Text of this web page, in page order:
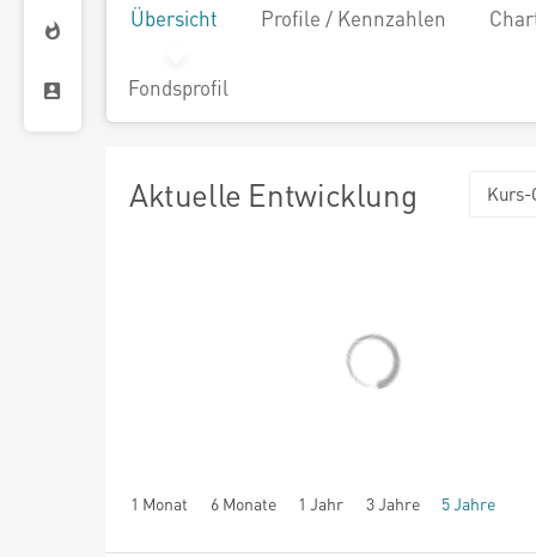
Übersicht Profile / Kennzahlen
Fondsprofil
Aktuelle Entwicklung Kurs-
1 Monat 6 Monate 1 Jahr 3 Jahre 5 Jahre
seit Beginn